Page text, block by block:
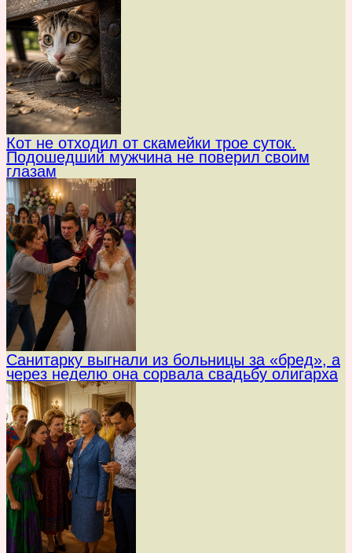
Кот не отходил от скамейки трое суток.
Подошедший мужчина не поверил своим
глазам
Санитарку выгнали из больницы за «бред», а
через неделю она сорвала свадьбу олигарха